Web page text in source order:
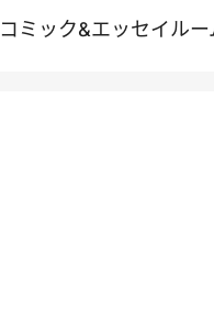
コミック&エッセイルー